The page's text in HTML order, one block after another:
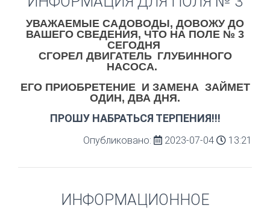
УВАЖАЕМЫЕ САДОВОДЫ, ДОВОЖУ ДО
ВАШЕГО СВЕДЕНИЯ, ЧТО НА ПОЛЕ № 3
СЕГОДНЯ
СГОРЕЛ ДВИГАТЕЛЬ ГЛУБИННОГО
НАСОСА.
ЕГО ПРИОБРЕТЕНИЕ И ЗАМЕНА ЗАЙМЕТ
ОДИН, ДВА ДНЯ.
ПРОШУ НАБРАТЬСЯ ТЕРПЕНИЯ!!!
Опубликовано: 2023-07-04 13:21
ИНФОРМАЦИОННОЕ